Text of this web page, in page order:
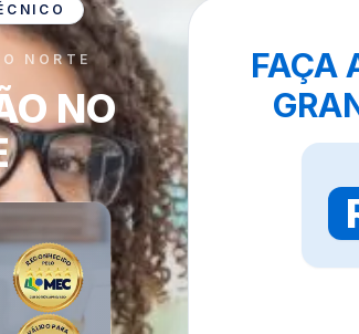
NORTE
NO
FAÇA